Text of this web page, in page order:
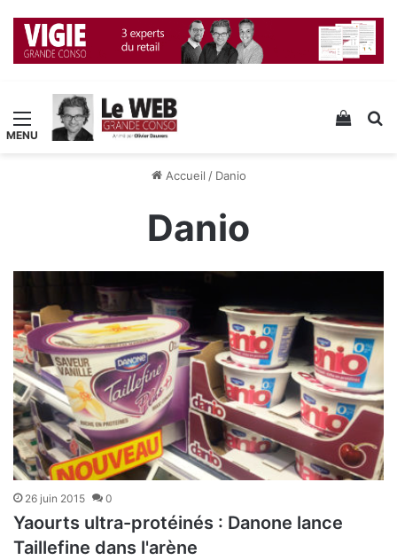
Menu Voir
Accueil / Danio
Danio
26 juin 2015 0
Yaourts ultra-protéinés : Danone lance
Taillefine dans l'arène